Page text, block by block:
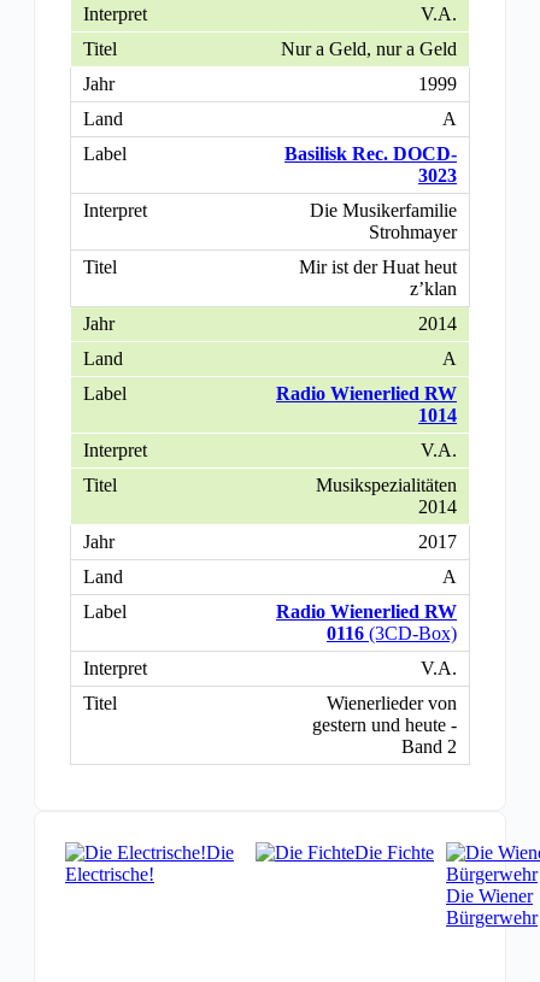
V.A.
Nur a Geld, nur a Geld
1999
A
Basilisk Rec. DOCD-
3023
Die Musikerfamilie
Strohmayer
Mir ist der Huat heut
z’klan
2014
A
Radio Wienerlied RW
1014
V.A.
Musikspezialitäten
2014
2017
A
Radio Wienerlied RW
0116 (3CD-Box)
V.A.
Wienerlieder von
gestern und heute -
Band 2
Die
Electrische!
Die Fichte
Die Wiener
Bürgerwehr